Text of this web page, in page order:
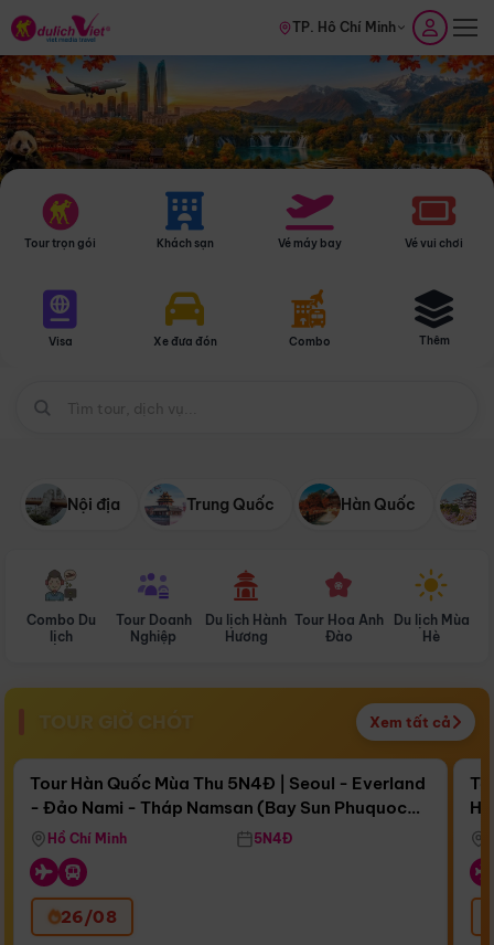
TP. Hồ Chí Minh
Tour trọn gói Khách sạn Vé máy bay Vé vui chơi
Visa Xe đưa đón Combo Thêm
Nội địa Trung Quốc Hàn Quốc
Combo Du
lịch
Tour Doanh
Nghiệp
Du lịch Hành
Hương
Tour Hoa Anh
Đào
Du lịch Mùa
Hè
TOUR GIỜ CHÓT Xem tất cả
Còn17 ngày 02:44:00
Bay Sun Phuquoc Airways
Điểm nổi bật
Tour Hàn Quốc Mùa Thu 5N4Đ | Seoul - Everland
- Đảo Nami - Tháp Namsan (Bay Sun Phuquoc
Airways)
Hồ Chí Minh 5N4Đ
26/08